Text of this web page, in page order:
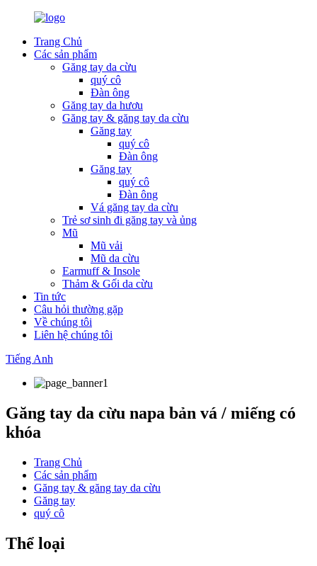
Trang Chủ
Các sản phẩm
Găng tay da cừu
quý cô
Đàn ông
Găng tay da hươu
Găng tay & găng tay da cừu
Găng tay
quý cô
Đàn ông
Găng tay
quý cô
Đàn ông
Vá găng tay da cừu
Trẻ sơ sinh đi găng tay và ủng
Mũ
Mũ vải
Mũ da cừu
Earmuff & Insole
Thảm & Gối da cừu
Tin tức
Câu hỏi thường gặp
Về chúng tôi
Liên hệ chúng tôi
Tiếng Anh
Găng tay da cừu napa bản vá / miếng có
khóa
Trang Chủ
Các sản phẩm
Găng tay & găng tay da cừu
Găng tay
quý cô
Thể loại